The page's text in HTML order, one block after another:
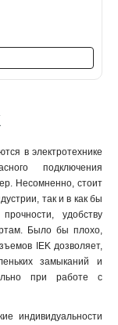
в электротехнике
подключения
Несомненно, стоит
так и в как бы
удобству
Было бы плохо,
IEK дозволяет,
замыканий и
при работе с
индивидуальности